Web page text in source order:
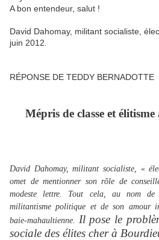
A bon entendeur, salut !
David Dahomay, militant socialiste,
juin 2012.
RÉPONSE DE TEDDY BERNADOTTE
Mépris de classe et
David Dahomay, militant socialiste, «
omet de mentionner son rôle de
modeste lettre. Tout cela, au nom
militantisme politique et de son amour
baie-mahaultienne. Il pose le
sociale des élites cher à